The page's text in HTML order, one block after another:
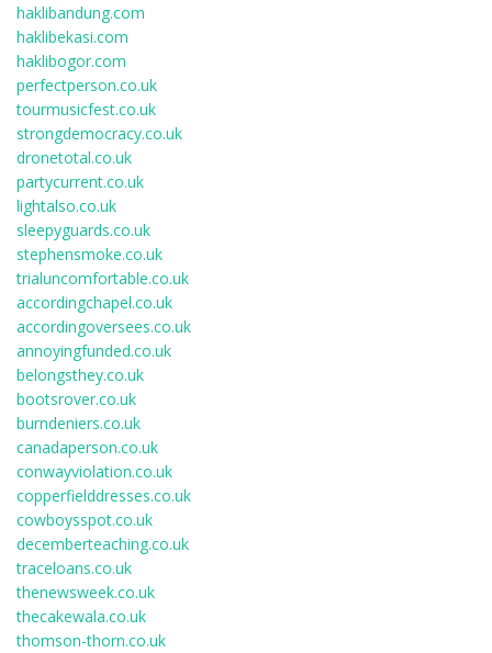
haklibandung.com
haklibekasi.com
haklibogor.com
perfectperson.co.uk
tourmusicfest.co.uk
strongdemocracy.co.uk
dronetotal.co.uk
partycurrent.co.uk
lightalso.co.uk
sleepyguards.co.uk
stephensmoke.co.uk
trialuncomfortable.co.uk
accordingchapel.co.uk
accordingoversees.co.uk
annoyingfunded.co.uk
belongsthey.co.uk
bootsrover.co.uk
burndeniers.co.uk
canadaperson.co.uk
conwayviolation.co.uk
copperfielddresses.co.uk
cowboysspot.co.uk
decemberteaching.co.uk
traceloans.co.uk
thenewsweek.co.uk
thecakewala.co.uk
thomson-thorn.co.uk